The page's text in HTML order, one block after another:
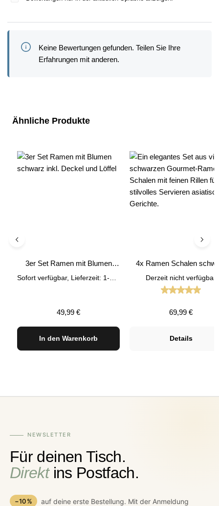
Keine Bewertungen gefunden. Teilen Sie Ihre
Erfahrungen mit anderen.
Produktgalerie überspringen
Ähnliche Produkte
3er Set Ramen mit Blumen
Regulärer Preis:
49,99 €
In den Warenkorb
4x Ramen Schalen
Derzeit nicht verfügbar
Regulärer
69,99 €
Details
NEWSLETTER
Für deinen Tisch.
Direktins Postfach.
−10 %
auf deine erste Bestellung. Mit der Anmeldung